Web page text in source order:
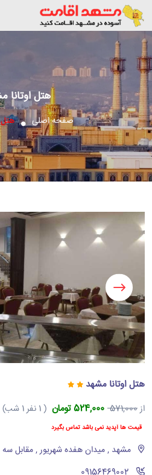
هتل اوتانا
صفحه اصلی هتل
هتل اوتانا مشهد
از571,000 524,000 تومان ( 1 نفر 1 شب)
قیمت ها آپدید نمی باشد تماس بگیرد
مشهد , میدان هفده شهریور , مقابل سه